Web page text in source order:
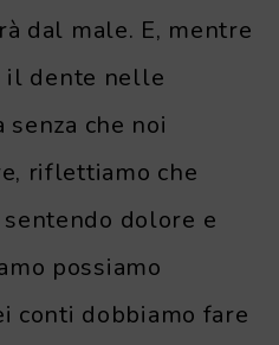
dal male. E, mentre
il dente nelle
che noi
riflettiamo che
dolore e
possiamo
conti dobbiamo fare